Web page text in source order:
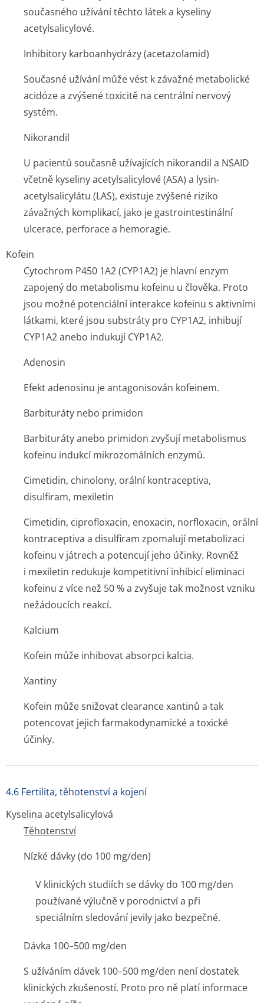
současného užívání těchto látek a kyseliny
acetylsalicylové.
Inhibitory karboanhydrázy (acetazolamid)
Současné užívání může vést k závažné metabolické
acidóze a zvýšené toxicitě na centrální nervový
systém.
Nikorandil
U pacientů současně užívajících nikorandil a NSAID
včetně kyseliny acetylsalicylové (ASA) a lysin-
acetylsalicylátu (LAS), existuje zvýšené riziko
závažných komplikací, jako je gastrointestinální
ulcerace, perforace a hemoragie.
Kofein
Cytochrom P450 1A2 (CYP1A2) je hlavní enzym
zapojený do metabolismu kofeinu u člověka. Proto
jsou možné potenciální interakce kofeinu s aktivními
látkami, které jsou substráty pro CYP1A2, inhibují
CYP1A2 anebo indukují CYP1A2.
Adenosin
Efekt adenosinu je antagonisován kofeinem.
Barbituráty nebo primidon
Barbituráty anebo primidon zvyšují metabolismus
kofeinu indukcí mikrozomálních enzymů.
Cimetidin, chinolony, orální kontraceptiva,
disulfiram, mexiletin
Cimetidin, ciprofloxacin, enoxacin, norfloxacin, orální
kontraceptiva a disulfiram zpomalují metabolizaci
kofeinu v játrech a potencují jeho účinky. Rovněž
i mexiletin redukuje kompetitivní inhibicí eliminaci
kofeinu z více než 50 % a zvyšuje tak možnost vzniku
nežádoucích reakcí.
Kalcium
Kofein může inhibovat absorpci kalcia.
Xantiny
Kofein může snižovat clearance xantinů a tak
potencovat jejich farmakodynamické a toxické
účinky.
4.6 Fertilita, těhotenství a kojení
Kyselina acetylsalicylová
Těhotenství
Nízké dávky (do 100 mg/den)
V klinických studiích se dávky do 100 mg/den
používané výlučně v porodnictví a při
speciálním sledování jevily jako bezpečné.
Dávka 100–500 mg/den
S užíváním dávek 100–500 mg/den není dostatek
klinických zkušeností. Proto pro ně platí informace